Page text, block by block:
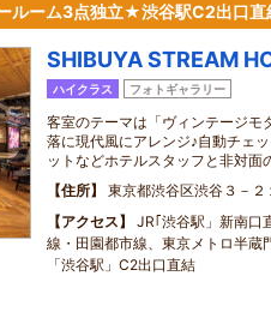
ルーム3点独立★渋谷駅C2出口直
SHIBUYA STREAM
ハイクラス フォトギャラリー
客室のテーマは「ヴィンテージモ
落に現代風にアレンジ♪自動チェ
ットなどホテルスタッフと非対面
住所
東京都渋谷区渋谷３－２
アクセス
JR｢渋谷駅」新南口
線・田園都市線、東京メトロ半蔵
「渋谷駅」C2出口直結